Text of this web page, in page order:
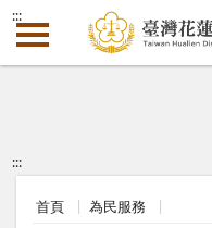
:::
:::
首頁 為民服務